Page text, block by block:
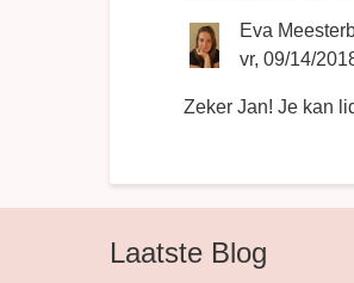
Eva
vr, 09/14/
Als
Jan
Zeker Jan! Je kan
Laatste Blog